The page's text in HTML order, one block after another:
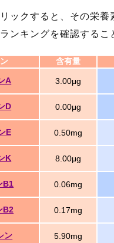
ックすると、その栄養
ンキングを確認するこ
含有量
A 3.00μg
D 0.00μg
E 0.50mg
K 8.00μg
B1 0.06mg
B2 0.17mg
ン 5.90mg